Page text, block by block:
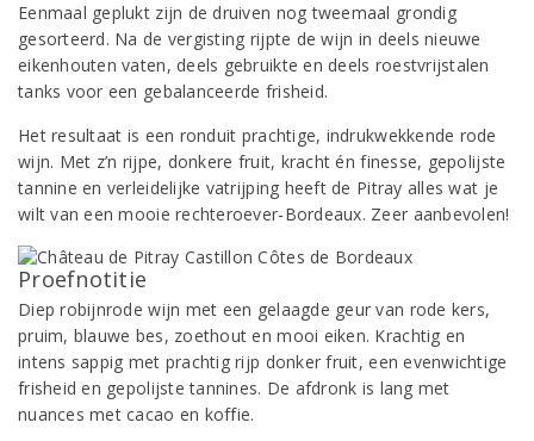
Eenmaal geplukt zijn de druiven nog tweemaal grondig
gesorteerd. Na de vergisting rijpte de wijn in deels nieuwe
eikenhouten vaten, deels gebruikte en deels roestvrijstalen
tanks voor een gebalanceerde frisheid.
Het resultaat is een ronduit prachtige, indrukwekkende rode
wijn. Met z’n rijpe, donkere fruit, kracht én finesse, gepolijste
tannine en verleidelijke vatrijping heeft de Pitray alles wat je
wilt van een mooie rechteroever-Bordeaux. Zeer aanbevolen!
Proefnotitie
Diep robijnrode wijn met een gelaagde geur van rode kers,
pruim, blauwe bes, zoethout en mooi eiken. Krachtig en
intens sappig met prachtig rijp donker fruit, een evenwichtige
frisheid en gepolijste tannines. De afdronk is lang met
nuances met cacao en koffie.